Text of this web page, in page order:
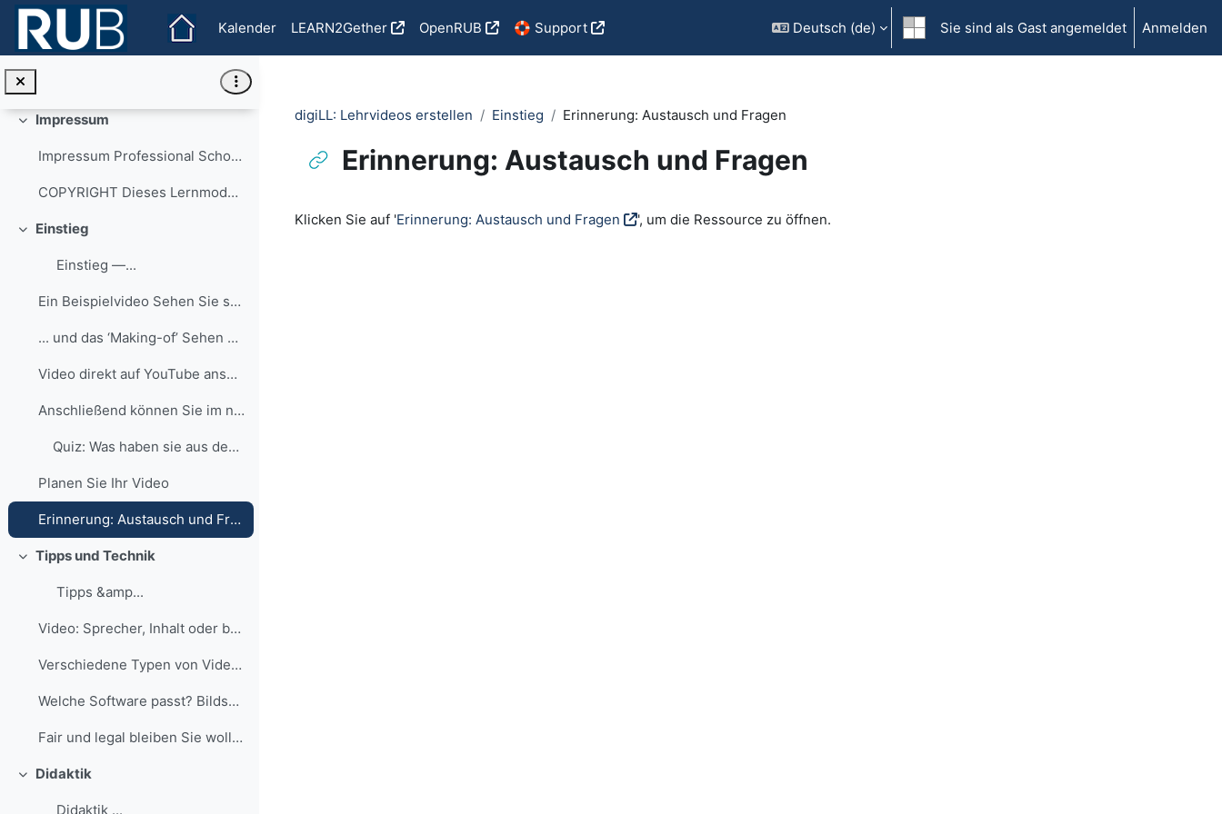
Zum Hauptinhalt
Kalender
LEARN2Gether OpenRUB 🛟 Support Deutsch ‎(de)‎ Sie sind als Gast angemeldet Anmelden
...
Einklappen
FAQ
Beim Drücken dieses Buttons werden Sie zur digiLL-...
Einklappen
Impressum
Impressum Professional School of Education (PSE...
COPYRIGHT Dieses Lernmodul steht...
Einklappen
Einstieg
Einstieg —...
Ein Beispielvideo Sehen Sie selber öfter Lehrvi...
... und das ‘Making-of’ Sehen Sie hier, wie...
Video direkt auf YouTube ansehen.
Anschließend können Sie im nachfolgenden Quiz über...
Quiz: Was haben sie aus dem Video zur Videoerstellung behalten?
Planen Sie Ihr Video
Erinnerung: Austausch und Fragen
Einklappen
Tipps und Technik
Tipps &amp...
Video: Sprecher, Inhalt oder beides Was sol...
Verschiedene Typen von Videos Dies ist nur ...
Welche Software passt? Bildschirmaufzeichnung ...
Fair und legal bleiben Sie wollen in Ihrem Video ...
Einklappen
Didaktik
Didaktik ...
digiLL: Lehrvideos erstellen Einstieg Erinnerung: Austausch und Fragen
Erinnerung: Austausch und Fragen
Klicken Sie auf 'Erinnerung: Austausch und Fragen ', um die Ressource zu öffnen.